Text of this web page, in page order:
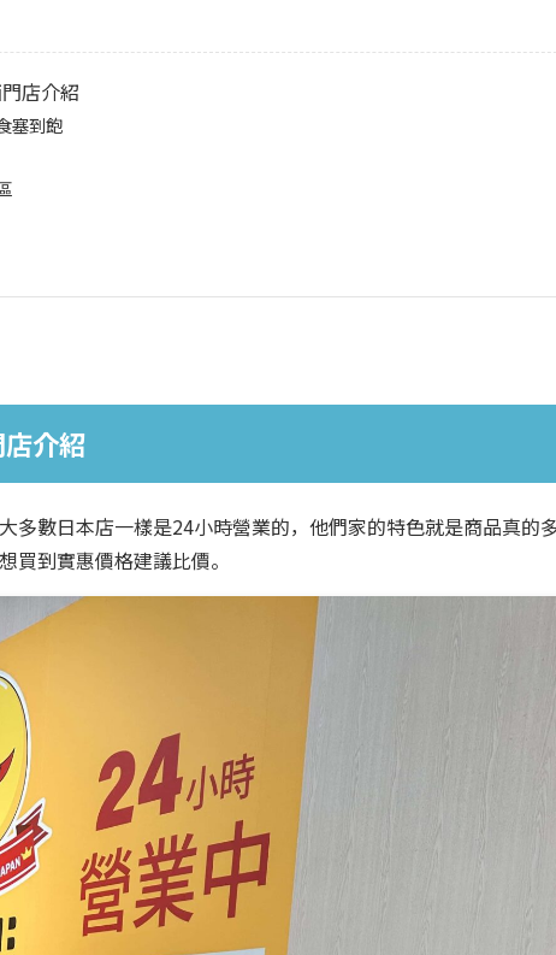
店介紹
塞到飽
介紹
多數日本店一樣是24小時營業的，他們家的特色就是商品真的
買到實惠價格建議比價。